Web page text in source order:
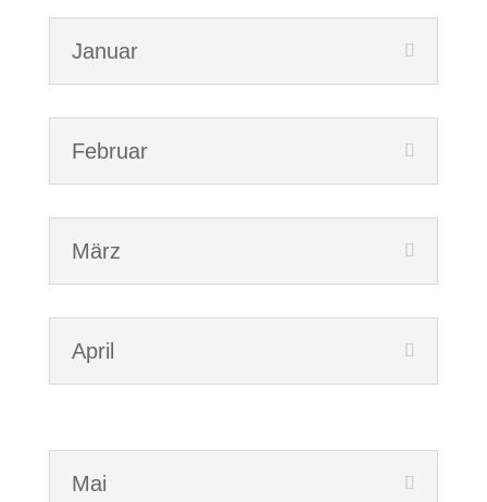
Januar
Febru­ar
März
April
Mai